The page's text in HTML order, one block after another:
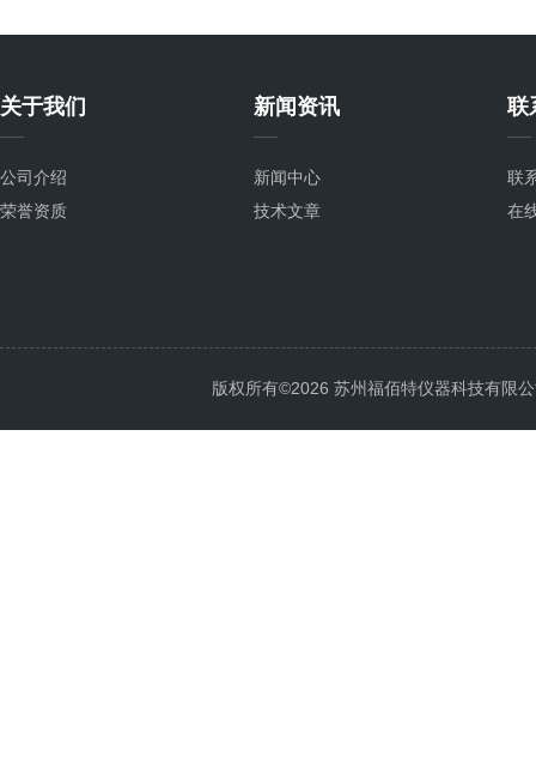
关于我们
公司介绍
荣誉资质
新闻资讯
新闻中心
技术文章
联
联
在
版权所有©2026 苏州福佰特仪器科技有限